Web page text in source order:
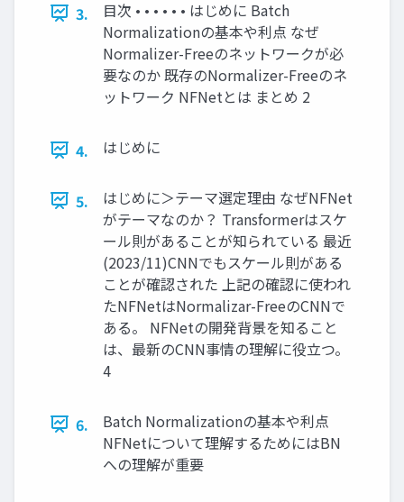
3.
目次 • • • • • • はじめに Batch
Normalizationの基本や利点 なぜ
Normalizer-Freeのネットワークが必
要なのか 既存のNormalizer-Freeのネ
ットワーク NFNetとは まとめ 2
4. はじめに
5.
はじめに＞テーマ選定理由 なぜNFNet
がテーマなのか？ Transformerはスケ
ール則があることが知られている 最近
(2023/11)CNNでもスケール則がある
ことが確認された 上記の確認に使われ
たNFNetはNormalizar-FreeのCNNで
ある。 NFNetの開発背景を知ること
は、最新のCNN事情の理解に役立つ。
4
6.
Batch Normalizationの基本や利点
NFNetについて理解するためにはBN
への理解が重要